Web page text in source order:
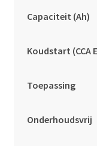
Capaciteit (Ah)
Koudstart (CCA
Toepassing
Onderhoudsvrij